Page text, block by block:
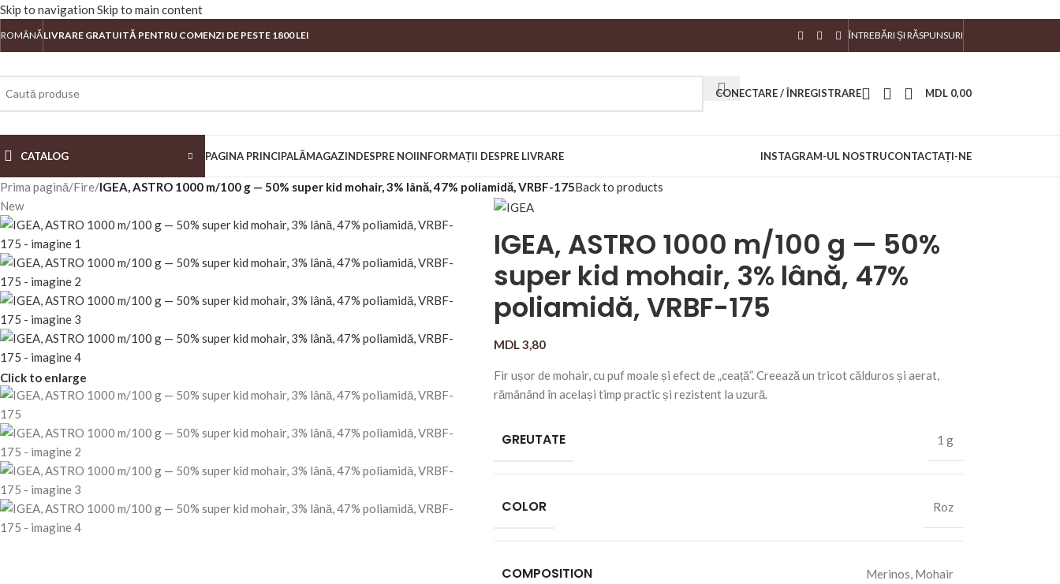
Skip to navigation Skip to main content
ROMÂNĂLIVRARE GRATUITĂ PENTRU COMENZI DE PESTE 1800 LEI ÎNTREBĂRI ȘI RĂSPUNSURI
CONECTARE / ÎNREGISTRARE MDL 0,00
CATALOG PAGINA PRINCIPALĂMAGAZINDESPRE NOIINFORMAȚII DESPRE LIVRARE INSTAGRAM-UL NOSTRUCONTACTAȚI-NE
Prima pagină/Fire/IGEA, ASTRO 1000 m/100 g — 50% super kid mohair, 3% lână, 47% poliamidă, VRBF-175Back to products
New
Click to enlarge
IGEA, ASTRO 1000 m/100 g — 50%
super kid mohair, 3% lână, 47%
poliamidă, VRBF-175
MDL3,80
Fir ușor de mohair, cu puf moale și efect de „ceață”. Creează un tricot călduros și aerat,
rămânând în același timp practic și rezistent la uzură.
GREUTATE 1 g
COLOR Roz
COMPOSITION Merinos, Mohair